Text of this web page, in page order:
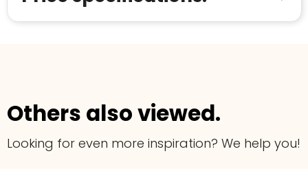
Others also viewed.
Looking for even more inspiration? We help you!